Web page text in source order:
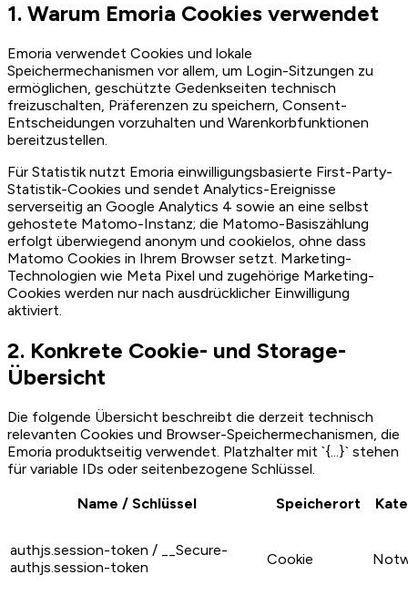
1. Warum Emoria Cookies verwendet
Emoria verwendet Cookies und lokale
Speichermechanismen vor allem, um Login-Sitzungen zu
ermöglichen, geschützte Gedenkseiten technisch
freizuschalten, Präferenzen zu speichern, Consent-
Entscheidungen vorzuhalten und Warenkorbfunktionen
bereitzustellen.
Für Statistik nutzt Emoria einwilligungsbasierte First-Party-
Statistik-Cookies und sendet Analytics-Ereignisse
serverseitig an Google Analytics 4 sowie an eine selbst
gehostete Matomo-Instanz; die Matomo-Basiszählung
erfolgt überwiegend anonym und cookielos, ohne dass
Matomo Cookies in Ihrem Browser setzt. Marketing-
Technologien wie Meta Pixel und zugehörige Marketing-
Cookies werden nur nach ausdrücklicher Einwilligung
aktiviert.
2. Konkrete Cookie- und Storage-
Übersicht
Die folgende Übersicht beschreibt die derzeit technisch
relevanten Cookies und Browser-Speichermechanismen, die
Emoria produktseitig verwendet. Platzhalter mit `{...}` stehen
für variable IDs oder seitenbezogene Schlüssel.
Name / Schlüssel
Speicherort
authjs.session-token / __Secure-
authjs.session-token
Cookie